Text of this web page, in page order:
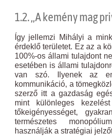
1.2. „A kemény mag
Így jellemzi Mihályi a
érdeklő területet. Ez az a
100%-os állami tulajdont
esetében is állami
van szó. Ilyenek az
kommunikáció, a
szerző itt a gazdaság
mint különleges
tőkeigényességet,
természetes
használják a stratégiai